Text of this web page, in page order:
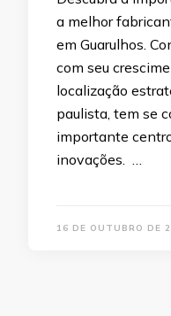
a melhor
em Guarulhos.
com seu
localização
paulista, tem se
importante
inovações. …
16 DE OUTUBRO DE